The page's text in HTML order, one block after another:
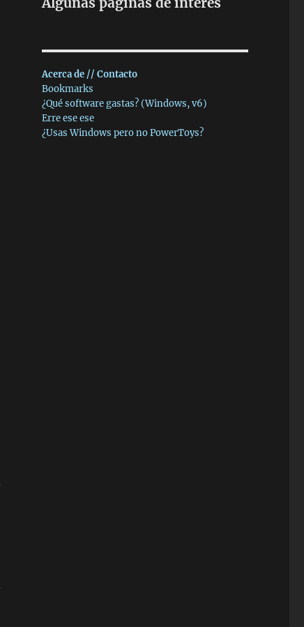
Acerca de // Contacto
Bookmarks
¿Qué software gastas? (Windows, v6)
Erre ese ese
¿Usas Windows pero no PowerToys?